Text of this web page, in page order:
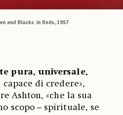
and Blacks in Reds, 1957
pura, universale,
capace di credere»,
Ashton, «che la sua
scopo – spirituale, se